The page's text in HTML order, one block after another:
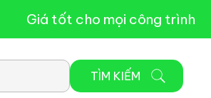
Giá tốt cho mọi công trình